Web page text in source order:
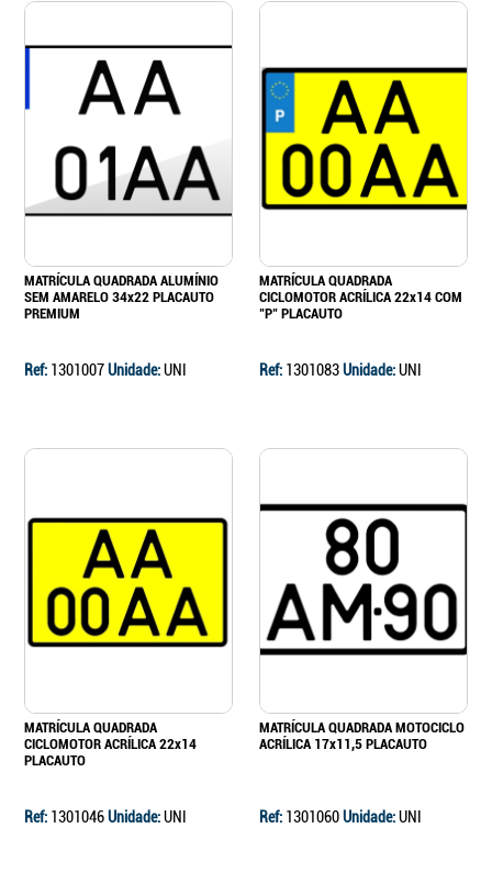
MATRÍCULA QUADRADA ALUMÍNIO
SEM AMARELO 34x22 PLACAUTO
PREMIUM
Ref: 1301007Unidade:UNI
MATRÍCULA QUADRADA
CICLOMOTOR ACRÍLICA 22x14 COM
"P" PLACAUTO
Ref: 1301083Unidade:UNI
MATRÍCULA QUADRADA
CICLOMOTOR ACRÍLICA 22x14
PLACAUTO
Ref: 1301046Unidade:UNI
MATRÍCULA QUADRADA MOTOCICLO
ACRÍLICA 17x11,5 PLACAUTO
Ref: 1301060Unidade:UNI